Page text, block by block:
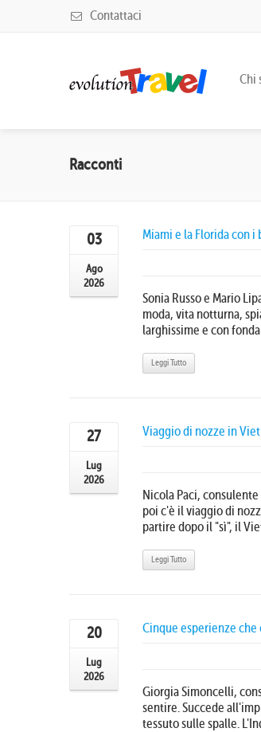
Contattaci
Chi
Racconti
03
Ago
2026
Miami e la Florida con
Sonia Russo e Mario
moda, vita notturna,
larghissime e con
Leggi Tutto
27
Lug
2026
Viaggio di nozze in
Nicola Paci,
poi c'è il viaggio di
partire dopo il "sì", il
Leggi Tutto
20
Lug
2026
Cinque esperienze che
Giorgia Simoncelli,
sentire. Succede
tessuto sulle spalle.